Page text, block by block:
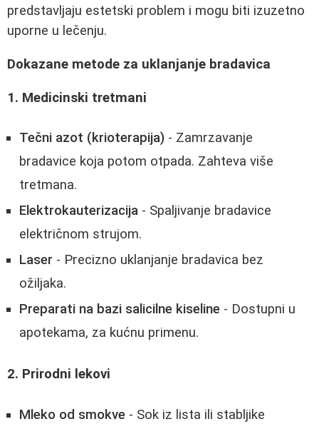
predstavljaju estetski problem i mogu biti izuzetno
uporne u lečenju.
Dokazane metode za uklanjanje bradavica
1. Medicinski tretmani
Tečni azot (krioterapija) - Zamrzavanje
bradavice koja potom otpada. Zahteva više
tretmana.
Elektrokauterizacija - Spaljivanje bradavice
električnom strujom.
Laser - Precizno uklanjanje bradavica bez
ožiljaka.
Preparati na bazi salicilne kiseline - Dostupni u
apotekama, za kućnu primenu.
2. Prirodni lekovi
Mleko od smokve - Sok iz lista ili stabljike